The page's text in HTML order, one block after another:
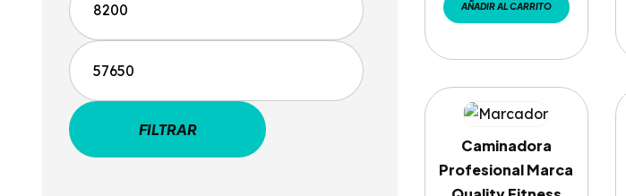
AÑADIR AL CARRITO
Caminadora
Profesional Marca
FILTRAR